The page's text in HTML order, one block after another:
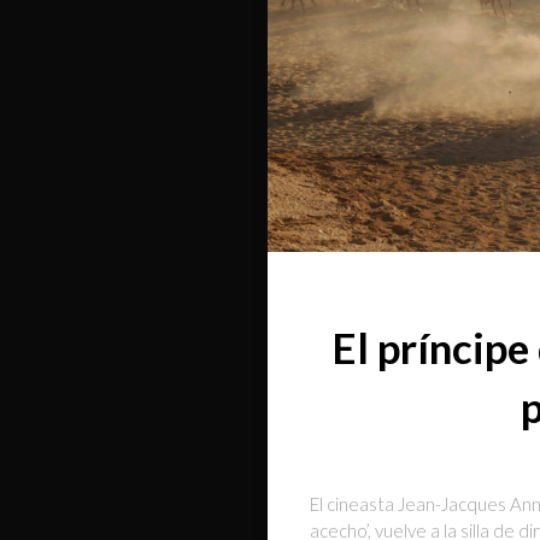
El
El cineasta Jean-Jacques
acecho’, vuelve a la silla de